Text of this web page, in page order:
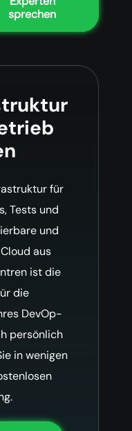
sprechen
für
Tests und
und
aus
ist die
die
DevOp-
persönlich
in wenigen